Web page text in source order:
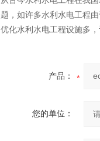
题，如许多水利水电工程
优化水利水电工程设施多
产品：
您的单位：